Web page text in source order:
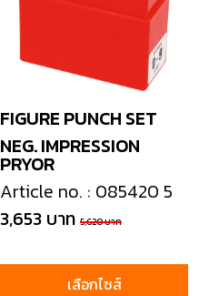
PRYOR
FIGURE PUNCH SET
NEG. IMPRESSION
Article no. : 085420 5
3,653 บาท 5,620 บาท
เลือกไซส์